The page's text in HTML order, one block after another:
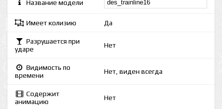
Название модели
Имеет колизию Да
Разрушается при
ударе
Нет
Видимость по
времени
Нет, виден всегда
Содержит
анимацию
Нет